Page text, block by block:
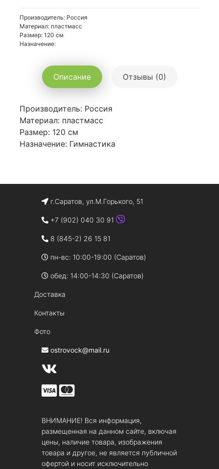
Производитель: Россия
Материал: пластмасс
Размер: 120 см
Назначение:
Описание Отзывы (0)
Производитель: Россия
Материал: пластмасс
Размер: 120 см
Назначение: Гимнастика
г.Саратов, ул.М.Горького, 51
+7 (902) 040 30 91
8 (845-2) 26 15 81
пн-вс: 10:00-19:00 (Саратов)
обед: 14:00-14:30 (Саратов)
Доставка
Контакты
Фото
ostrovock@mail.ru
ВНИМАНИЕ! Вся информация,
размещенная на данном сайте, включая
цены, наличие товара, изображения
товара и другое, не является публичной
офертой и носит исключительно